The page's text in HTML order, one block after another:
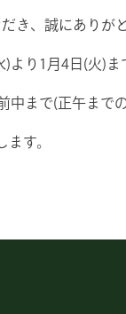
き、誠にありが
り1月4日(火)ま
まで(正午まで
す。